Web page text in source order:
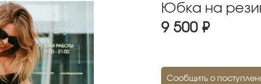
Юбка на
9 500 ₽
Сообщить о